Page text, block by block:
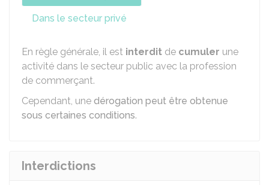
Dans le secteur privé
En règle générale, il est interdit de cumuler une
activité dans le secteur public avec la profession
de commerçant.
Cependant, une dérogation peut être obtenue
sous certaines conditions.
Interdictions